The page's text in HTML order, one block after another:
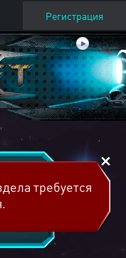
Регистрация
требуется